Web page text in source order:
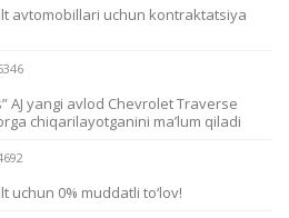
avtomobillari uchun kontraktatsiya
AJ yangi avlod Chevrolet Traverse
chiqarilayotganini ma’lum qiladi
uchun 0% muddatli to‘lov!